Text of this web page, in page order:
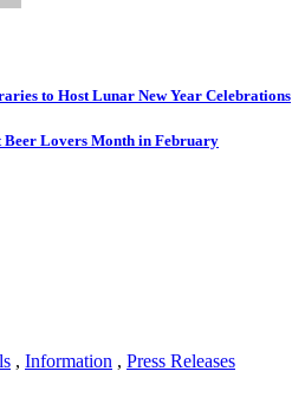
to Host Lunar New Year Celebrations
Lovers Month in February
, Information , Press Releases